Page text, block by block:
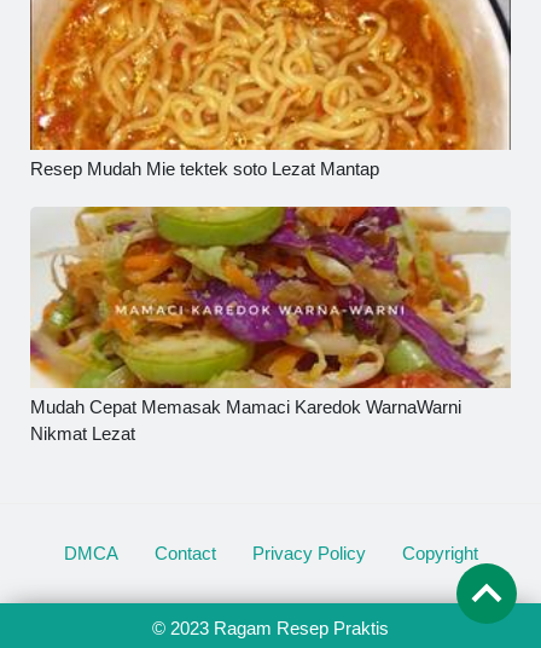
Resep Mudah Mie tektek soto Lezat Mantap
Mudah Cepat Memasak Mamaci Karedok WarnaWarni
Nikmat Lezat
DMCA Contact Privacy Policy Copyright
© 2023 Ragam Resep Praktis